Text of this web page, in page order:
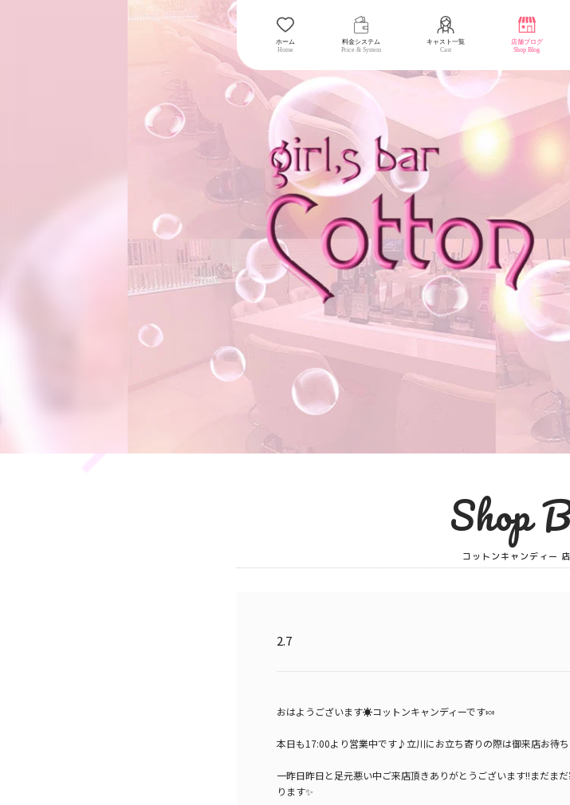
ホーム
Home
料金システム
Price & System
キャスト一覧
Cast
店舗ブログ
Shop Blog
Shop
コットンキャンディー
2.7
おはようございます☀️コットンキャンディーです🍬
本日も17:00より営業中です♪ 立川にお立ち寄りの際は御来店お待ち
一昨日昨日と足元悪い中ご来店頂きありがとうございます!!まだま
ります✨